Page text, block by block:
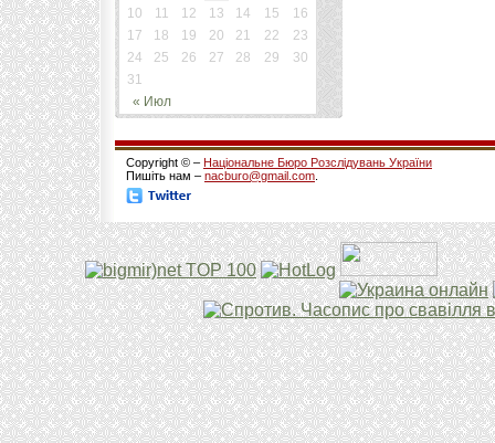
« Июл
10
11 12 13 14 15
16
17
18 19 20 21 22
23
24
25 26 27 28 29
30
31
Copyright © – Національне Бюро Розслідувань України
Пишіть нам – nacburo@gmail.com